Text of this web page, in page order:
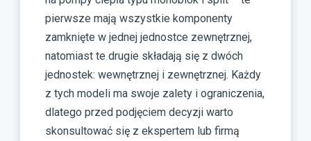
pierwsze mają wszystkie komponenty
zamknięte w jednej jednostce zewnętrznej,
natomiast te drugie składają się z dwóch
jednostek: wewnętrznej i zewnętrznej. Każdy
z tych modeli ma swoje zalety i ograniczenia,
dlatego przed podjęciem decyzji warto
skonsultować się z ekspertem lub firmą